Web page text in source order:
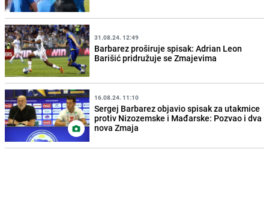
31.08.24. 12:49
Barbarez proširuje spisak: Adrian Leon
Barišić pridružuje se Zmajevima
16.08.24. 11:10
Sergej Barbarez objavio spisak za utakmice
protiv Nizozemske i Mađarske: Pozvao i dva
nova Zmaja